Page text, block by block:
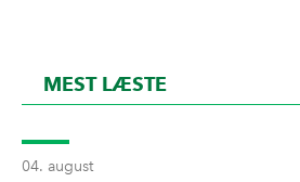
MEST LÆSTE
04. august